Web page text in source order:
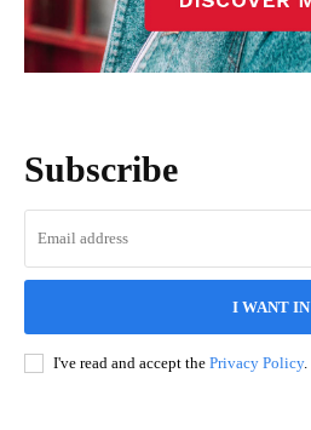
Subscribe
I WANT IN
I've read and accept the Privacy Policy.